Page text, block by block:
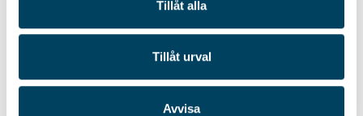
Tillåt alla
Tillåt urval
Avvisa
Kan båda få kvarsittningsrätt?
Nej, kvarsittningsrätten ges normalt till en av
parterna, ofta den som har störst behov av att bo